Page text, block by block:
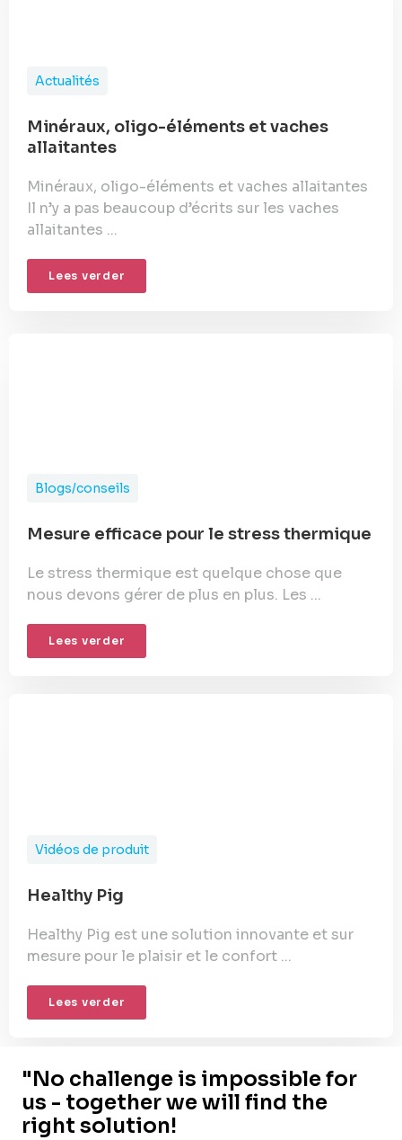
Actualités
Minéraux, oligo-éléments et vaches
allaitantes
Minéraux, oligo-éléments et vaches allaitantes
Il n’y a pas beaucoup d’écrits sur les vaches
allaitantes ...
Lees verder
Blogs/conseils
Mesure efficace pour le stress thermique
Le stress thermique est quelque chose que
nous devons gérer de plus en plus. Les ...
Lees verder
Vidéos de produit
Healthy Pig
Healthy Pig est une solution innovante et sur
mesure pour le plaisir et le confort ...
Lees verder
"No challenge is impossible for
us - together we will find the
right solution!